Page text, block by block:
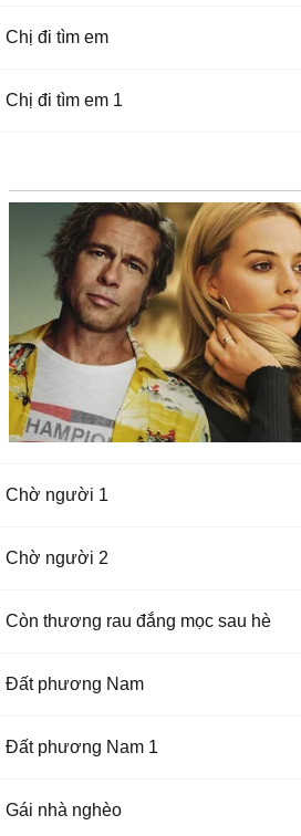
Chị đi tìm em
Chị đi tìm em 1
Chờ người 1
Chờ người 2
Còn thương rau đắng mọc sau hè
Đất phương Nam
Đất phương Nam 1
Gái nhà nghèo